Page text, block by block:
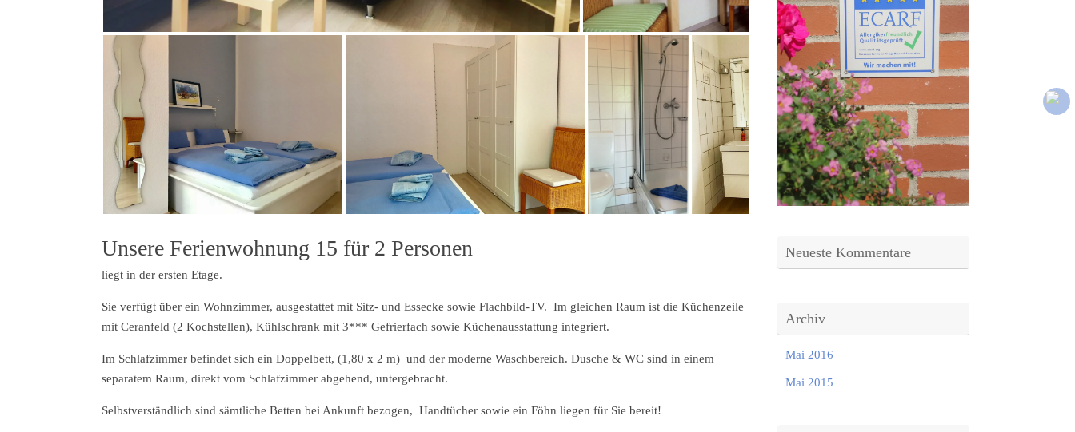
Unsere Ferienwohnung 15 für 2 Personen
liegt in der ersten Etage.
Sie verfügt über ein Wohnzimmer, ausgestattet mit Sitz- und Essecke sowie Flachbild-TV. Im gleichen Raum ist die Küchenzeile
mit Ceranfeld (2 Kochstellen), Kühlschrank mit 3*** Gefrierfach sowie Küchenausstattung integriert.
Im Schlafzimmer befindet sich ein Doppelbett, (1,80 x 2 m) und der moderne Waschbereich. Dusche & WC sind in einem
separatem Raum, direkt vom Schlafzimmer abgehend, untergebracht.
Selbstverständlich sind sämtliche Betten bei Ankunft bezogen, Handtücher sowie ein Föhn liegen für Sie bereit!
Neueste Kommentare
Archiv
Mai 2016
Mai 2015